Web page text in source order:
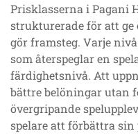
Prisklasserna i Pagani
strukturerade för att ge
gör framsteg. Varje
som återspeglar en
färdighetsnivå. Att
bättre belöningar utan
övergripande
spelare att förbättra sin